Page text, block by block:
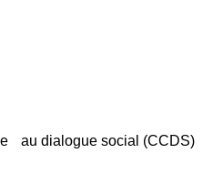
au dialogue social (CCDS)